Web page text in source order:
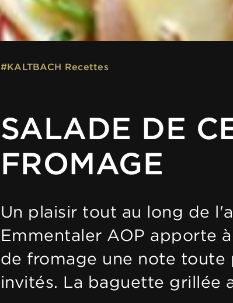
#KALTBACH Recettes
SALADE DE
FROMAGE
Un plaisir tout au long de
Emmentaler AOP apporte
de fromage une note toute
invités. La baguette grillée